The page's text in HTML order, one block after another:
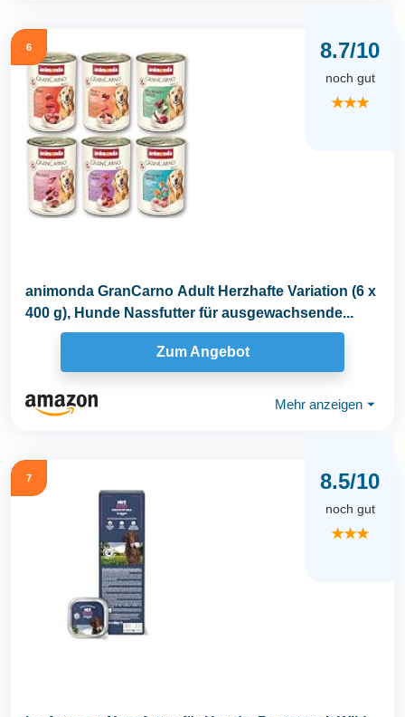
6 8.7/10
noch gut
★★★
animonda GranCarno Adult Herzhafte Variation (6 x
400 g), Hunde Nassfutter für ausgewachsende...
Zum Angebot
Mehr anzeigen ⏷
7 8.5/10
noch gut
★★★